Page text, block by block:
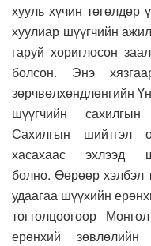
хууль хүчин төгөлдөр
хуулиар шүүгчийн
гаруй хориглосон
болсон. Энэ
зөрчвөлхөндлөнгийн Ү
шүүгчийн
Сахилгын шийтгэл
хасахаас
болно. Өөрөөр хэлбэл
удаагаа шүүхийн
тогтолцоогоор Монгол
ерөнхий зөвлөлийн